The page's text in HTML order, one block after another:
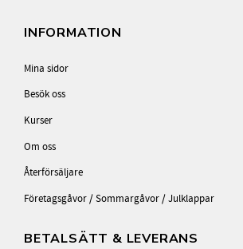
INFORMATION
Mina sidor
Besök oss
Kurser
Om oss
Återförsäljare
Företagsgåvor / Sommargåvor / Julklappar
BETALSÄTT & LEVERANS